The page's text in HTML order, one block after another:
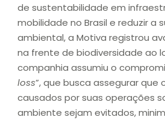
de sustentabilidade em
mobilidade no Brasil e reduzir a
ambiental, a Motiva registrou
na frente de biodiversidade ao
companhia assumiu o
loss”, que busca assegurar que
causados por suas operações
ambiente sejam evitados,